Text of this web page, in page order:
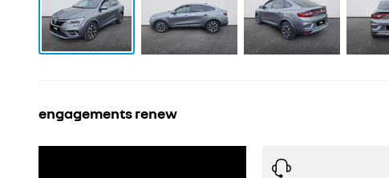
engagements renew